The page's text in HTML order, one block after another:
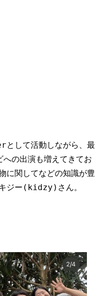
して活動しながら、最
への出演も増えてきてお
に関してなどの知識が豊
ジー(kidzy)さん。